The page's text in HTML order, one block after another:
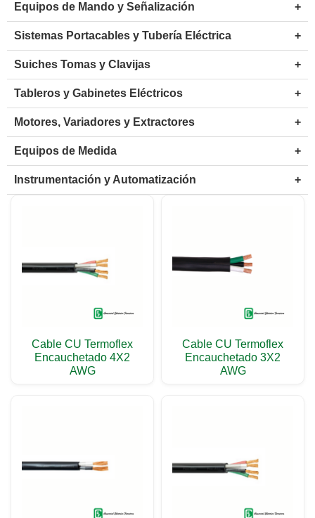
Equipos de Mando y Señalización +
Sistemas Portacables y Tubería Eléctrica +
Suiches Tomas y Clavijas +
Tableros y Gabinetes Eléctricos +
Motores, Variadores y Extractores +
Equipos de Medida +
Instrumentación y Automatización +
Cable CU Termoflex
Encauchetado 4X2
AWG
Cable CU Termoflex
Encauchetado 3X2
AWG